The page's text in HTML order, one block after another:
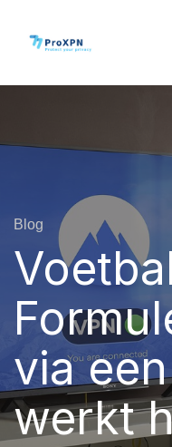
Blog
via
werkt